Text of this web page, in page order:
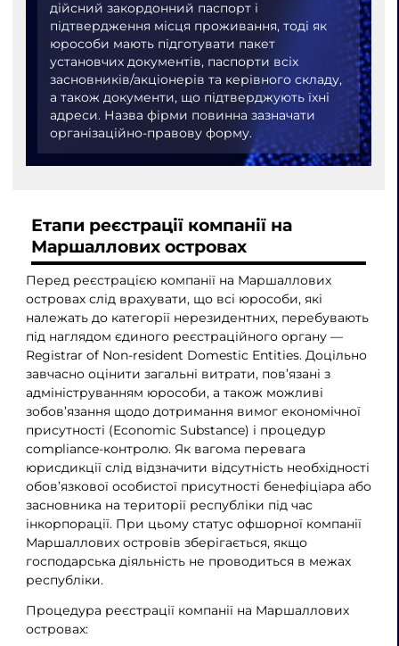
дійсний закордонний паспорт і
підтвердження місця проживання, тоді як
юрособи мають підготувати пакет
установчих документів, паспорти всіх
засновників/акціонерів та керівного складу,
а також документи, що підтверджують їхні
адреси. Назва фірми повинна зазначати
організаційно-правову форму.
Етапи реєстрації компанії на
Маршаллових островах
Перед реєстрацією компанії на Маршаллових
островах слід врахувати, що всі юрособи, які
належать до категорії нерезидентних, перебувають
під наглядом єдиного реєстраційного органу —
Registrar of Non-resident Domestic Entities. Доцільно
завчасно оцінити загальні витрати, пов’язані з
адмініструванням юрособи, а також можливі
зобов’язання щодо дотримання вимог економічної
присутності (Economic Substance) і процедур
compliance-контролю. Як вагома перевага
юрисдикції слід відзначити відсутність необхідності
обов’язкової особистої присутності бенефіціара або
засновника на території республіки під час
інкорпорації. При цьому статус офшорної компанії
Маршаллових островів зберігається, якщо
господарська діяльність не проводиться в межах
республіки.
Процедура реєстрації компанії на Маршаллових
островах: